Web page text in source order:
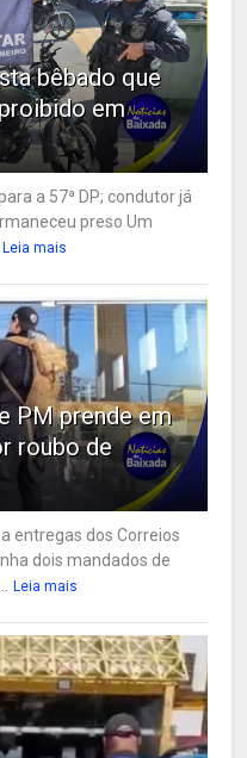
bêbado que
em
a 57ª DP; condutor já
preso Um
Leia mais
PM prende em
roubo de
entregas dos Correios
dois mandados de
Leia mais